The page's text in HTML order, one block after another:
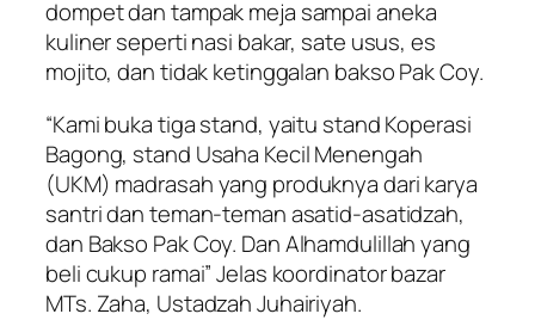
dompet dan tampak meja sampai aneka
kuliner seperti nasi bakar, sate usus, es
mojito, dan tidak ketinggalan bakso Pak Coy.
“Kami buka tiga stand, yaitu stand Koperasi
Bagong, stand Usaha Kecil Menengah
(UKM) madrasah yang produknya dari karya
santri dan teman-teman asatid-asatidzah,
dan Bakso Pak Coy. Dan Alhamdulillah yang
beli cukup ramai” Jelas koordinator bazar
MTs. Zaha, Ustadzah Juhairiyah.